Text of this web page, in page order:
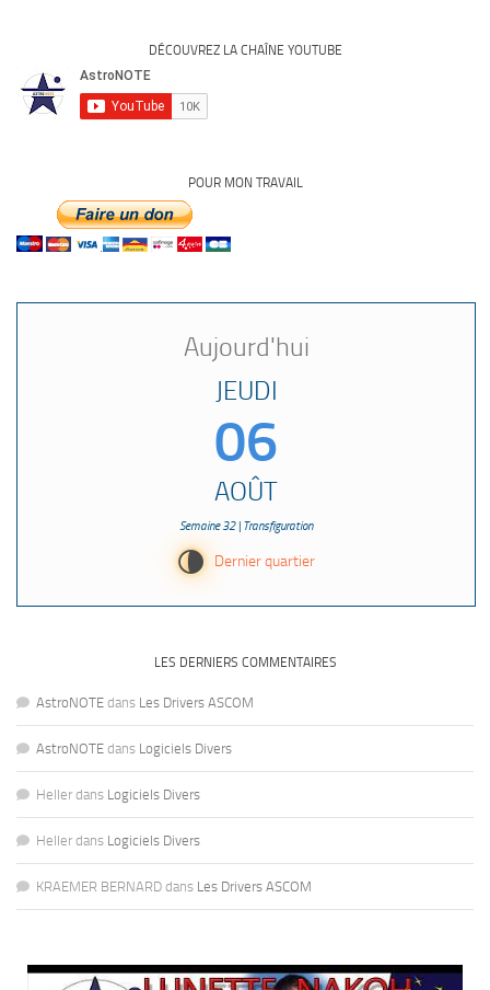
DÉCOUVREZ LA CHAÎNE YOUTUBE
POUR MON TRAVAIL
Aujourd'hui
JEUDI
06
AOÛT
Semaine 32 | Transfiguration
U Dernier quartier
LES DERNIERS COMMENTAIRES
AstroNOTE dans Les Drivers ASCOM
AstroNOTE dans Logiciels Divers
Heller dans Logiciels Divers
Heller dans Logiciels Divers
KRAEMER BERNARD dans Les Drivers ASCOM